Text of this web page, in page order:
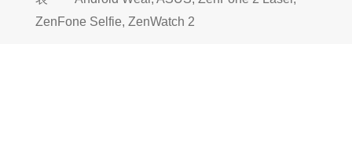
日:
者
グ
ZenFone Selfie, ZenWatch 2